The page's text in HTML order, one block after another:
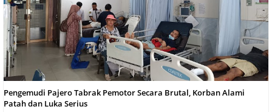
Pengemudi Pajero Tabrak Pemotor Secara Brutal, Korban Alami
Patah dan Luka Serius